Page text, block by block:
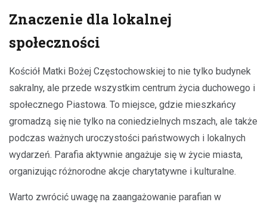
Znaczenie dla lokalnej
społeczności
Kościół Matki Bożej Częstochowskiej to nie tylko budynek
sakralny, ale przede wszystkim centrum życia duchowego i
społecznego Piastowa. To miejsce, gdzie mieszkańcy
gromadzą się nie tylko na coniedzielnych mszach, ale także
podczas ważnych uroczystości państwowych i lokalnych
wydarzeń. Parafia aktywnie angażuje się w życie miasta,
organizując różnorodne akcje charytatywne i kulturalne.
Warto zwrócić uwagę na zaangażowanie parafian w